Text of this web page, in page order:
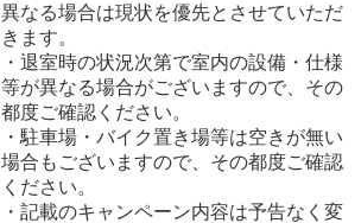
異なる場合は現状を優先とさせていただ
きます。
・退室時の状況次第で室内の設備・仕様
等が異なる場合がございますので、その
都度ご確認ください。
・駐車場・バイク置き場等は空きが無い
場合もございますので、その都度ご確認
ください。
・記載のキャンペーン内容は予告なく変